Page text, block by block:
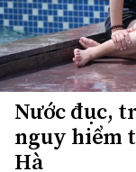
Nước đục,
nguy hiểm
Hà